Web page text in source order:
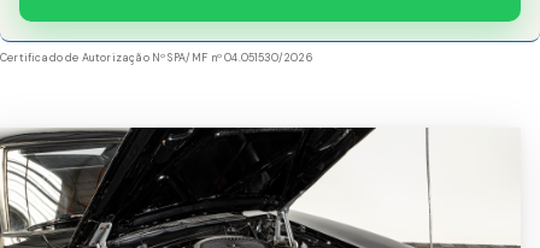
Certificado de Autorização Nº SPA/MF nº 04.051530/2026